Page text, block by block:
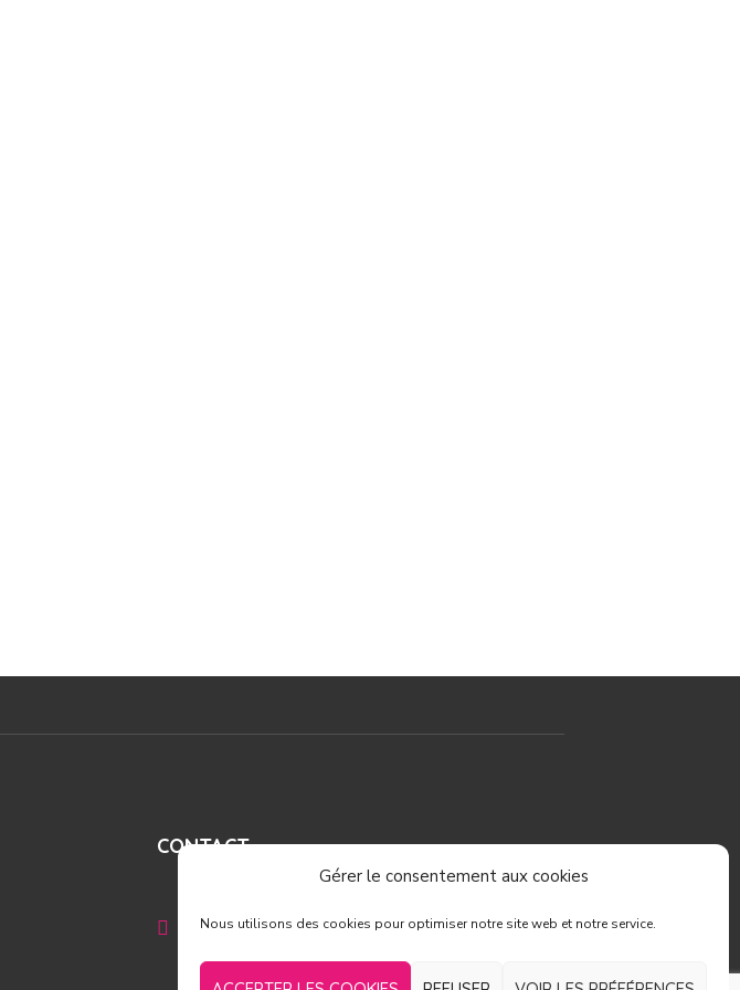
Gérer le consentement aux cookies
Nous utilisons des cookies pour optimiser notre site web et notre service.
CONTACT
16 Rue de l'Obier
30900 Nîmes